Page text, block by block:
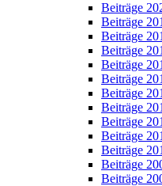
Beiträge
Beiträge
Beiträge
Beiträge
Beiträge
Beiträge
Beiträge
Beiträge
Beiträge
Beiträge
Beiträge
Beiträge
Beiträge